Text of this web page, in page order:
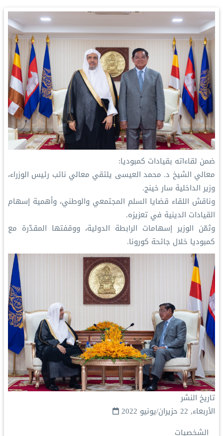
ضمن لقاءاته بقيادات كمبوديا:
‏معالي الشيخ د. محمد العيسى‬⁩ يلتقي معالي نائب رئيس الوزراء،
وزير الداخلية سار خينج.
‏وناقش اللقاء قضايا السلم المجتمعي والوطني، وأهمية إسهام
القيادات الدينية في تعزيزه.
‏وثمّن الوزير إسهامات الرابطة الدولية، ووقفتها المقدّرة مع
كمبوديا خلال جائحة كورونا.
تاريخ النشر
الأربعاء, 22 حزيران/يونيو 2022
الشخصيات